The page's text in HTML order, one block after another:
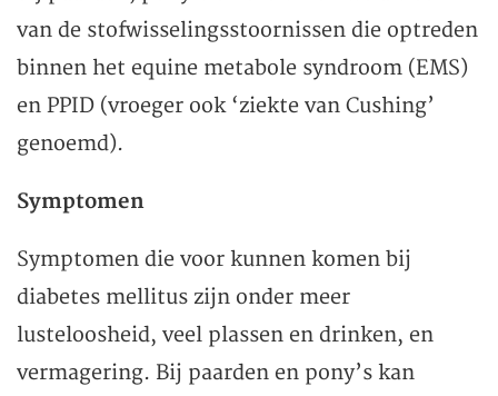
van de stofwisselingsstoornissen die optreden
binnen het equine metabole syndroom (EMS)
en PPID (vroeger ook ‘ziekte van Cushing’
genoemd).
Symptomen
Symptomen die voor kunnen komen bij
diabetes mellitus zijn onder meer
lusteloosheid, veel plassen en drinken, en
vermagering. Bij paarden en pony’s kan